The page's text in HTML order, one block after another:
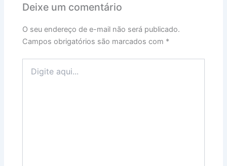
Deixe um comentário
O seu endereço de e-mail não será publicado.
Campos obrigatórios são marcados com *
aqui...